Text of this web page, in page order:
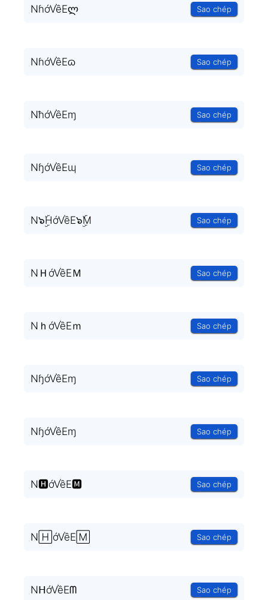
NɦớVềEლ Sao chép
NɦớVềEɷ Sao chép
NħớVềEɱ Sao chép
NɧớVềEɰ Sao chép
N๖ۣۜHớVềE๖ۣۜM Sao chép
NＨớVềEＭ Sao chép
NｈớVềEｍ Sao chép
NɧớVềEɱ Sao chép
NɧớVềEɱ Sao chép
N🅷ớVềE🅼 Sao chép
N🄷ớVềE🄼 Sao chép
NᕼớVềEᗰ Sao chép